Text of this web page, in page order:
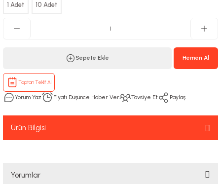
1 Adet 10 Adet
Sepete Ekle Hemen Al
Toptan Teklif Al
Yorum Yaz Fiyatı Düşünce Haber Ver Tavsiye Et Paylaş
Ürün Bilgisi
Yorumlar